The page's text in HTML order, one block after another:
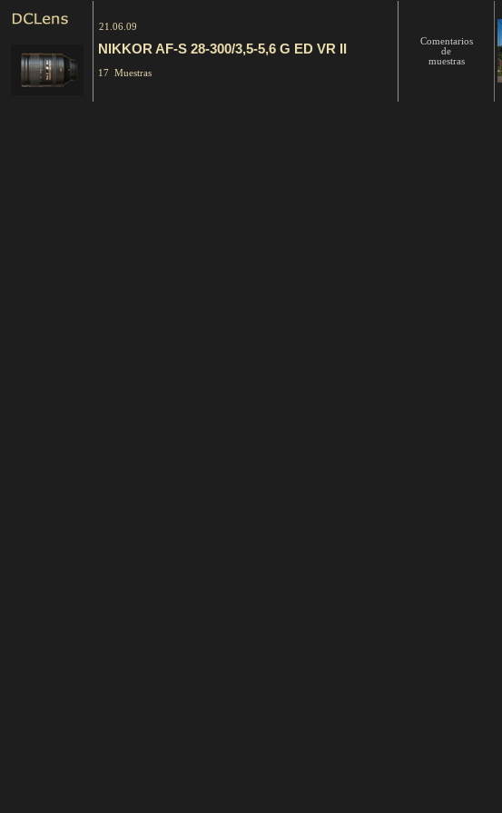
21.06.09
NIKKOR AF-S 28-300/3,5-5,6 G ED VR II
17 Muestras
Comentarios
de
muestras